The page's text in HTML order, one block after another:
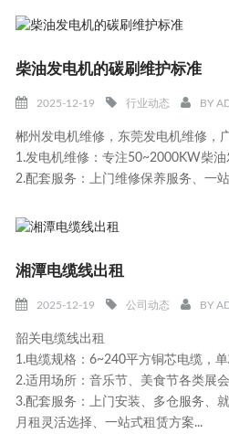
柴油发电机的碳刷维护标准
2025-12-19 行业动态 BY
郴州发电机维修，东莞发电机维修，
1.发电机维修：专注50~2000KW柴油
2.配套服务：上门维修保养服务、一
湘潭电缆线出租
2025-12-19 公司动态 BY
韶关电缆线出租
1.电缆规格：6~240平方铜芯电缆，
2.适用场所：音乐节、美食节各类展
3.配套服务：上门安装、多仓服务、
月租灵活选择、一站式租赁方案...